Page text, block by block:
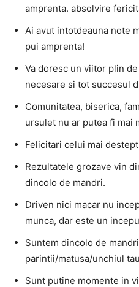
amprenta. absolvire
Ai avut intotdeauna note
pui amprenta!
Va doresc un viitor plin
necesare si tot succesul
Comunitatea, biserica,
ursulet nu ar putea fi mai
Felicitari celui mai
Rezultatele grozave vin
dincolo de mandri.
Driven nici macar nu
munca, dar este un
Suntem dincolo de
parintii/matusa/unchiul
Sunt putine momente in